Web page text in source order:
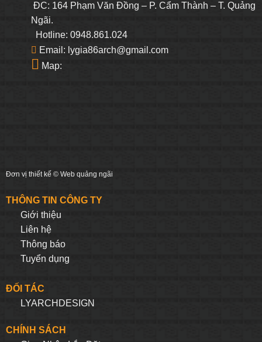
ĐC: 164 Phạm Văn Đồng – P. Cẩm Thành – T. Quảng
Ngãi.
Hotline: 0948.861.024
Email: lygia86arch@gmail.com
Map:
Đơn vị thiết kế © Web quảng ngãi
THÔNG TIN CÔNG TY
Giới thiệu
Liên hệ
Thông báo
Tuyển dụng
ĐỐI TÁC
LYARCHDESIGN
CHÍNH SÁCH